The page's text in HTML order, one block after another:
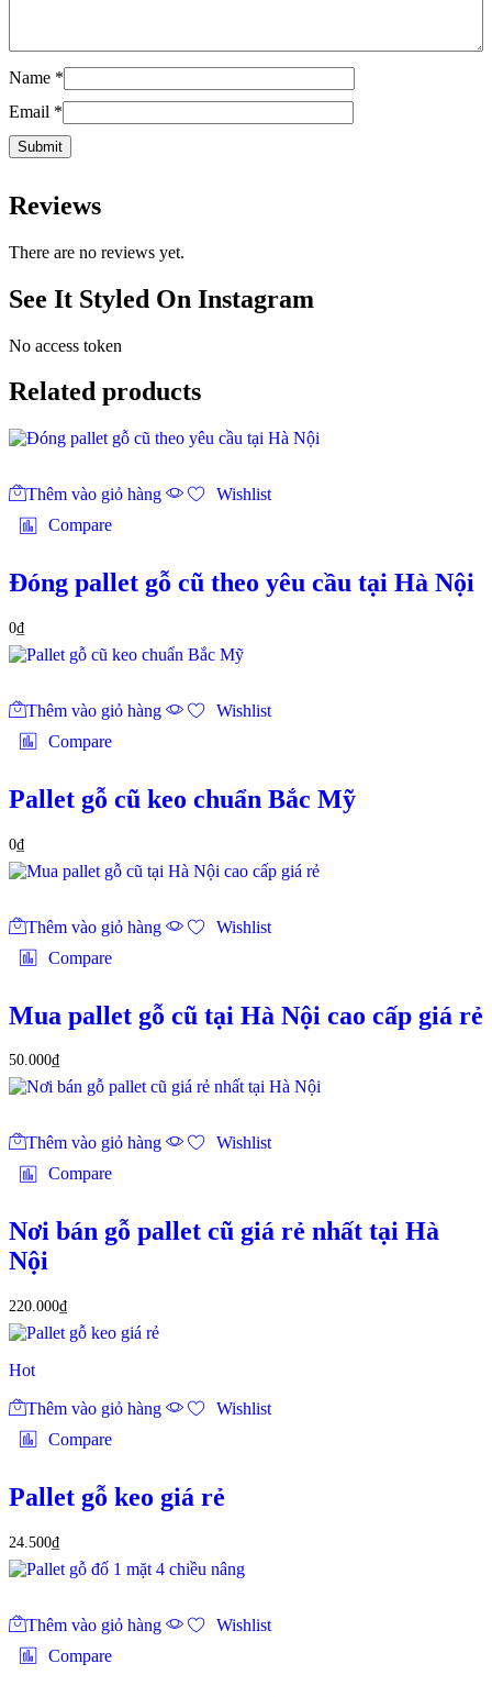
Name *
Email *
Reviews
There are no reviews yet.
See It Styled On Instagram
No access token
Related products
Thêm vào giỏ hàng
Wishlist
Compare
Đóng pallet gỗ cũ theo yêu cầu tại Hà Nội
0₫
Thêm vào giỏ hàng
Wishlist
Compare
Pallet gỗ cũ keo chuẩn Bắc Mỹ
0₫
Thêm vào giỏ hàng
Wishlist
Compare
Mua pallet gỗ cũ tại Hà Nội cao cấp giá rẻ
50.000₫
Thêm vào giỏ hàng
Wishlist
Compare
Nơi bán gỗ pallet cũ giá rẻ nhất tại Hà
Nội
220.000₫
Hot
Thêm vào giỏ hàng
Wishlist
Compare
Pallet gỗ keo giá rẻ
24.500₫
Thêm vào giỏ hàng
Wishlist
Compare